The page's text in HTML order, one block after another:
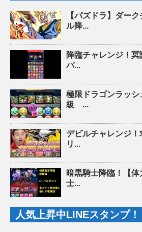
【パズドラ】ダー
ル降...
降臨チャレンジ！
パ...
極限ドラゴンラッ
級 ...
デビルチャレンジ
リ...
暗黒騎士降臨！【
士...
人気上昇中LINEスタンプ！